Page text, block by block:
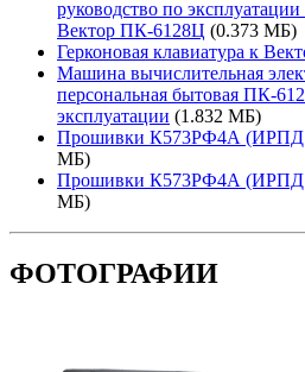
руководство по
Вектор ПК-6128Ц (0.373 МБ)
Герконовая клавиатура к
Машина вычислительная
персональная бытовая ПК-
эксплуатации (1.832 МБ)
Прошивки К573РФ4А
МБ)
Прошивки К573РФ4А
МБ)
ФОТОГРАФИИ